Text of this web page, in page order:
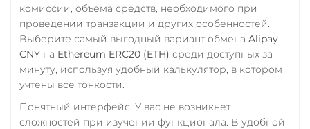
ERC20 AVAXC
BASE
CRO
RONIN
Yearn.finance (YFI)
Zcash (ZEC)
комиссии, объема средств, необходимого при
проведении транзакции и других особенностей.
Выберите самый выгодный вариант обмена Alipay
CNY на Ethereum ERC20 (ETH) среди доступных за
минуту, используя удобный калькулятор, в котором
учтены все тонкости.
Понятный интерфейс. У вас не возникнет
сложностей при изучении функционала. В удобной